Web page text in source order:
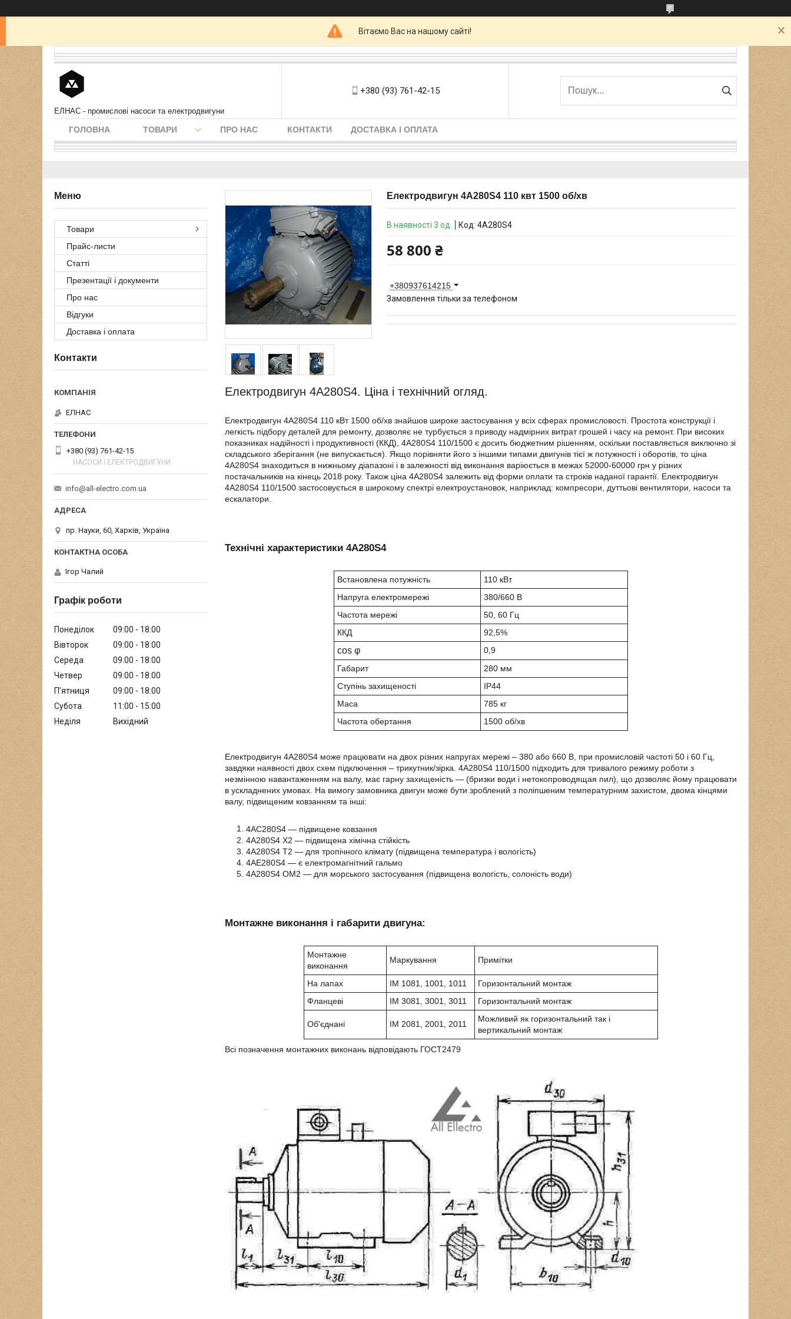
Вітаємо Вас на нашому сайті!
ЕЛНАС - промислові насоси та електродвигуни
+380 (93) 761-42-15
ГОЛОВНА ТОВАРИ ПРО НАС КОНТАКТИ ДОСТАВКА І ОПЛАТА
Електродвигун 4А280Ѕ4 110 квт 1500 об/хв
В наявності 3 од. Код: 4А280S4
58 800 ₴
+380937614215
Замовлення тільки за телефоном
Електродвигун 4А280Ѕ4. Ціна і технічний огляд.
Електродвигун 4А280Ѕ4 110 кВт 1500 об/хв знайшов широке застосування у всіх сферах промисловості. Простота конструкції і
легкість підбору деталей для ремонту, дозволяє не турбується з приводу надмірних витрат грошей і часу на ремонт. При високих
показниках надійності і продуктивності (ККД), 4А280Ѕ4 110/1500 є досить бюджетним рішенням, оскільки поставляється виключно зі
складського зберігання (не випускається). Якщо порівняти його з іншими типами двигунів тієї ж потужності і оборотів, то ціна
4А280Ѕ4 знаходиться в нижньому діапазоні і в залежності від виконання варіюється в межах 52000-60000 грн у різних
постачальників на кінець 2018 року. Також ціна 4А280Ѕ4 залежить від форми оплати та строків наданої гарантії. Електродвигун
4А280Ѕ4 110/1500 застосовується в широкому спектрі електроустановок, наприклад: компресори, дуттьові вентилятори, насоси та
ескалатори.
Технічні характеристики 4А280Ѕ4
Встановлена потужність
110 кВт
Напруга електромережі
380/660 В
Частота мережі
50, 60 Гц
ККД
92,5%
cos φ
0,9
Габарит
280 мм
Ступінь захищеності
IP44
Маса
785 кг
Частота обертання
1500 об/хв
Електродвигун 4А280Ѕ4 може працювати на двох різних напругах мережі – 380 або 660 В, при промисловій частоті 50 і 60 Гц,
завдяки наявності двох схем підключення – трикутник/зірка. 4А280Ѕ4 110/1500 підходить для тривалого режиму роботи з
незмінною навантаженням на валу, має гарну захищеність ― (бризки води і нетокопроводящая пил), що дозволяє йому працювати
в ускладнених умовах. На вимогу замовника двигун може бути зроблений з поліпшеним температурним захистом, двома кінцями
валу, підвищеним ковзанням та інші:
4АС280Ѕ4 ― підвищене ковзання
4А280Ѕ4 Х2 ― підвищена хімічна стійкість
4А280Ѕ4 Т2 ― для тропічного клімату (підвищена температура і вологість)
4АЕ280Ѕ4 ― є електромагнітний гальмо
4А280Ѕ4 ОМ2 ― для морського застосування (підвищена вологість, солоність води)
Монтажне виконання і габарити двигуна:
Монтажне
виконання
Маркування Примітки
На лапах IM 1081, 1001, 1011
Горизонтальний монтаж
Фланцеві
IM 3081, 3001, 3011 Горизонтальний монтаж
Об'єднані IM 2081, 2001, 2011
Можливий як горизонтальний так і
вертикальний монтаж
Всі позначення монтажних виконань відповідають ГОСТ2479
Товари
Прайс-листи
Статті
Презентації і документи
Про нас
Відгуки
Доставка і оплата
Контакти
ЕЛНАС
+380 (93) 761-42-15
НАСОСИ І ЕЛЕКТРОДВИГУНИ
info@all-electro.com.ua
пр. Науки, 60, Харків, Україна
Ігор Чалий
Графік роботи
Понеділок 09:00
18:00
Вівторок
09:00
18:00
Середа
09:00
18:00
Четвер
09:00
18:00
Пʼятниця
09:00
18:00
Субота
11:00
15:00
Неділя
Вихідний